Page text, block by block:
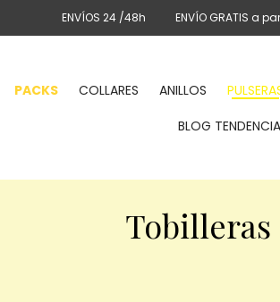
ENVÍOS 24 /48h ENVÍO GRATIS a
PACKS COLLARES ANILLOS
BLOG
Tobilleras